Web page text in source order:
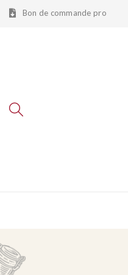
Bon de commande pro